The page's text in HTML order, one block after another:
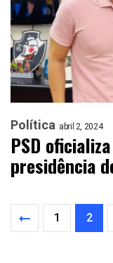
Política abril 2, 2024
PSD
presidência
1 2